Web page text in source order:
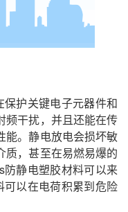
护关键电子元器件和
频干扰，并且还能在传
能。静电放电会损坏敏
质，甚至在易燃易爆的
静电塑胶材料可以来
以在电荷积累到危险